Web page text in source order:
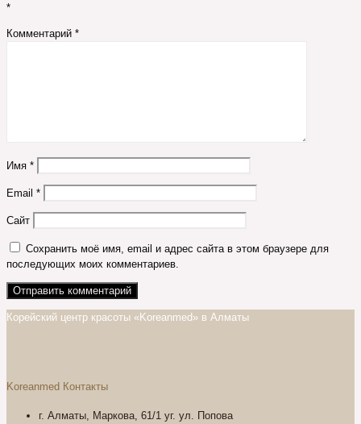
*
Комментарий *
Имя *
Email *
Сайт
Сохранить моё имя, email и адрес сайта в этом браузере для
последующих моих комментариев.
Корейский центр красоты «Koreanmed» в Алматы
Koreanmed Контакты
г. Алматы, Маркова, 61/1 уг. ул. Попова